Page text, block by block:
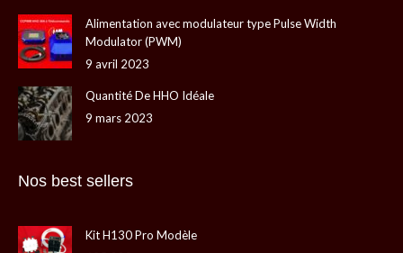
fenêtrefenêtrenouvellenouvelle
Alimentation avec modulateur type Pulse Width
Modulator (PWM)
9 avril 2023
Quantité De HHO Idéale
9 mars 2023
Nos best sellers
Kit H130 Pro Modèle